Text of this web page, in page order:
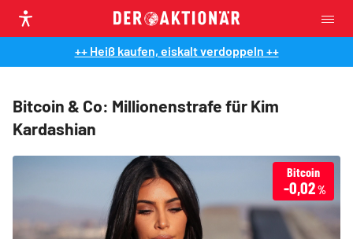
++ Heiß kaufen, eiskalt verdoppeln ++
Bitcoin & Co: Millionenstrafe für Kim
Kardashian
Bitcoin
-0,02%